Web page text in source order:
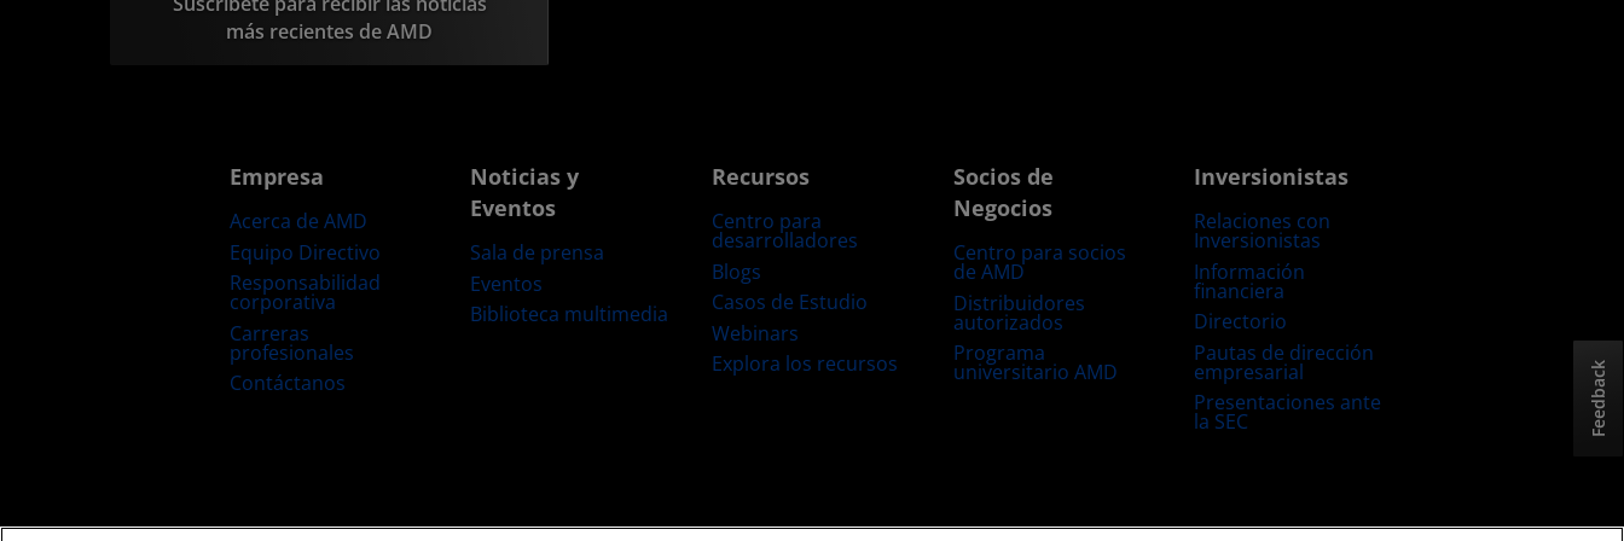
Feedback
más recientes de AMD
Empresa
Acerca de AMD
Equipo Directivo
Responsabilidad
corporativa
Carreras
profesionales
Contáctanos
Noticias y
Eventos
Sala de prensa
Eventos
Biblioteca multimedia
Recursos
Centro para
desarrolladores
Blogs
Casos de Estudio
Webinars
Explora los recursos
Socios de
Negocios
Centro para socios
de AMD
Distribuidores
autorizados
Programa
universitario AMD
Inversionistas
Relaciones con
Inversionistas
Información
financiera
Directorio
Pautas de dirección
empresarial
Presentaciones ante
la SEC